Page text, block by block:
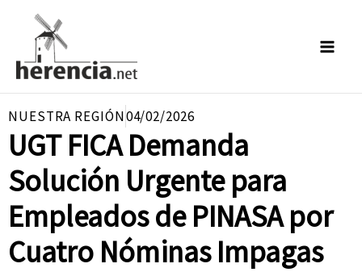
contenido
NUESTRA REGIÓN04/02/2026
UGT FICA Demanda
Solución Urgente para
Empleados de PINASA por
Cuatro Nóminas Impagas